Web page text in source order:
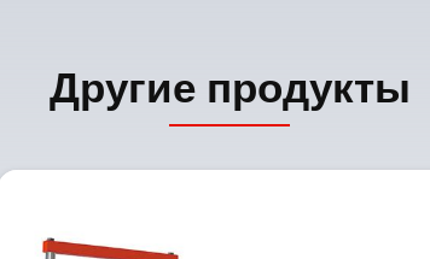
Другие продукты